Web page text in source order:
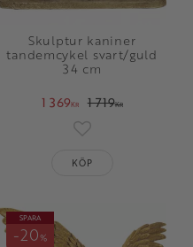
Skulptur kaniner
tandemcykel svart/guld
34 cm
1 369KR 1 719KR
Lägg till i
KÖP
SPARA
20%